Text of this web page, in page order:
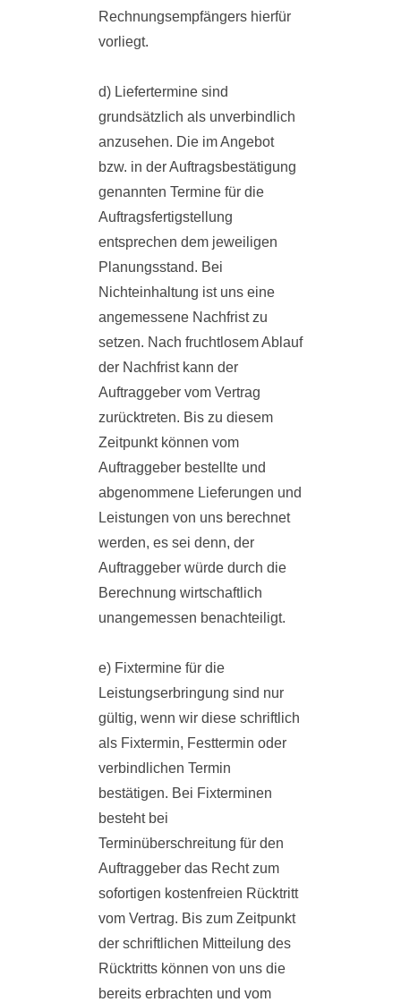
Rechnungsempfängers hierfür
vorliegt.
d) Liefertermine sind
grundsätzlich als unverbindlich
anzusehen. Die im Angebot
bzw. in der Auftragsbestätigung
genannten Termine für die
Auftragsfertigstellung
entsprechen dem jeweiligen
Planungsstand. Bei
Nichteinhaltung ist uns eine
angemessene Nachfrist zu
setzen. Nach fruchtlosem Ablauf
der Nachfrist kann der
Auftraggeber vom Vertrag
zurücktreten. Bis zu diesem
Zeitpunkt können vom
Auftraggeber bestellte und
abgenommene Lieferungen und
Leistungen von uns berechnet
werden, es sei denn, der
Auftraggeber würde durch die
Berechnung wirtschaftlich
unangemessen benachteiligt.
e) Fixtermine für die
Leistungserbringung sind nur
gültig, wenn wir diese schriftlich
als Fixtermin, Festtermin oder
verbindlichen Termin
bestätigen. Bei Fixterminen
besteht bei
Terminüberschreitung für den
Auftraggeber das Recht zum
sofortigen kostenfreien Rücktritt
vom Vertrag. Bis zum Zeitpunkt
der schriftlichen Mitteilung des
Rücktritts können von uns die
bereits erbrachten und vom